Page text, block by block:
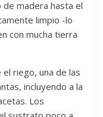
madera hasta el
limpio -lo
con mucha tierra
el riego, una de las
incluyendo a la
Los